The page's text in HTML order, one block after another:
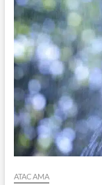
ATACAMA